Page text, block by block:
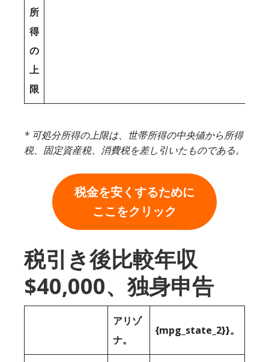
所
得
の
上
限
* 可処分所得の上限は、世帯所得の中央値から所得
税、固定資産税、消費税を差し引いたものである。
税金を安くするために
ここをクリック
税引き後比較年収
$40,000、独身申告
アリゾ
ナ。
{mpg_state_2}}。